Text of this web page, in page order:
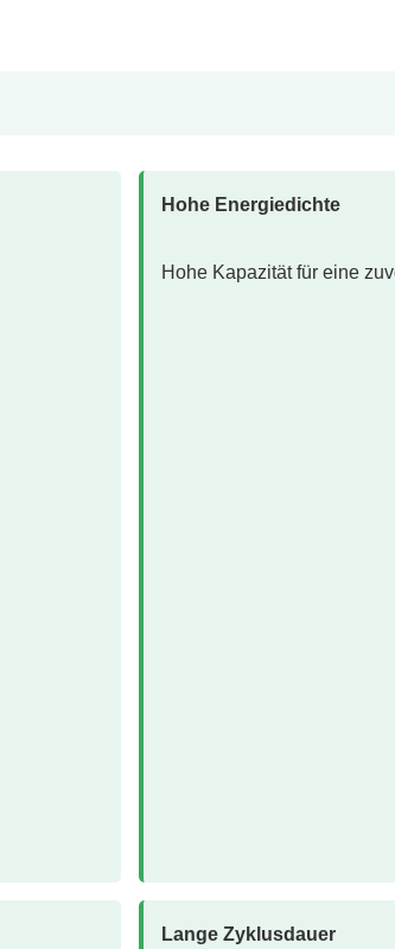
Hohe Energiedichte
Hohe Kapazität für eine
Lange Zyklusdauer